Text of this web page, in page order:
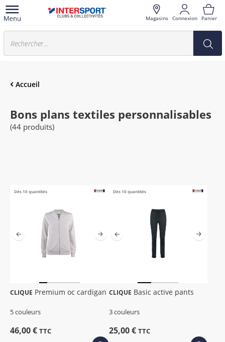
Magasins Connexion Panier
Accueil
Bons plans textiles personnalisables
(44 produits)
Dès 10 quantités
CLIQUE Premium oc cardigan
5 couleurs
46,00 € TTC
Dès 10 quantités
CLIQUE Basic active pants
3 couleurs
25,00 € TTC